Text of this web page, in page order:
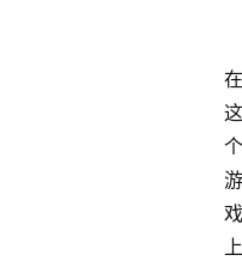
在
这
个
游
戏
上